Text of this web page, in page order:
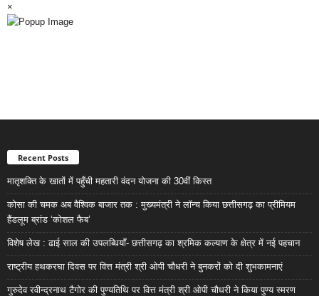
×
Recent Posts
मातृशक्ति के खातों में पहुँची महतारी वंदन योजना की 30वीं किस्त
कोसा की चमक अब वैश्विक बाजार तक : मुख्यमंत्री ने लॉन्च किया छत्तीसगढ़ का प्रीमियम
हैंडलूम ब्रांड ‘कोशल फैब’
विशेष लेख : ढाई साल की उपलब्धियाँ- छत्तीसगढ़ का श्रमिक कल्याण के क्षेत्र में नई पहचान
राष्ट्रीय हथकरघा दिवस पर वित्त मंत्री श्री ओपी चौधरी ने बुनकरों को दी शुभकामनाएं
गुरुदेव रवीन्द्रनाथ टैगोर की पुण्यतिथि पर वित्त मंत्री श्री ओपी चौधरी ने किया पुण्य स्मरण